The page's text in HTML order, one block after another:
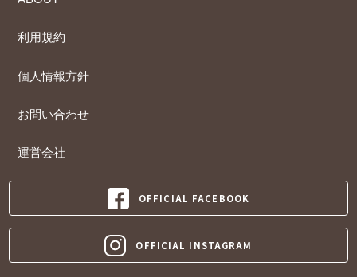
利用規約
個人情報方針
お問い合わせ
運営会社
OFFICIAL FACEBOOK
OFFICIAL INSTAGRAM